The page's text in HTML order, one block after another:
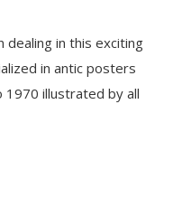
dealing in this exciting
in antic posters
illustrated by all